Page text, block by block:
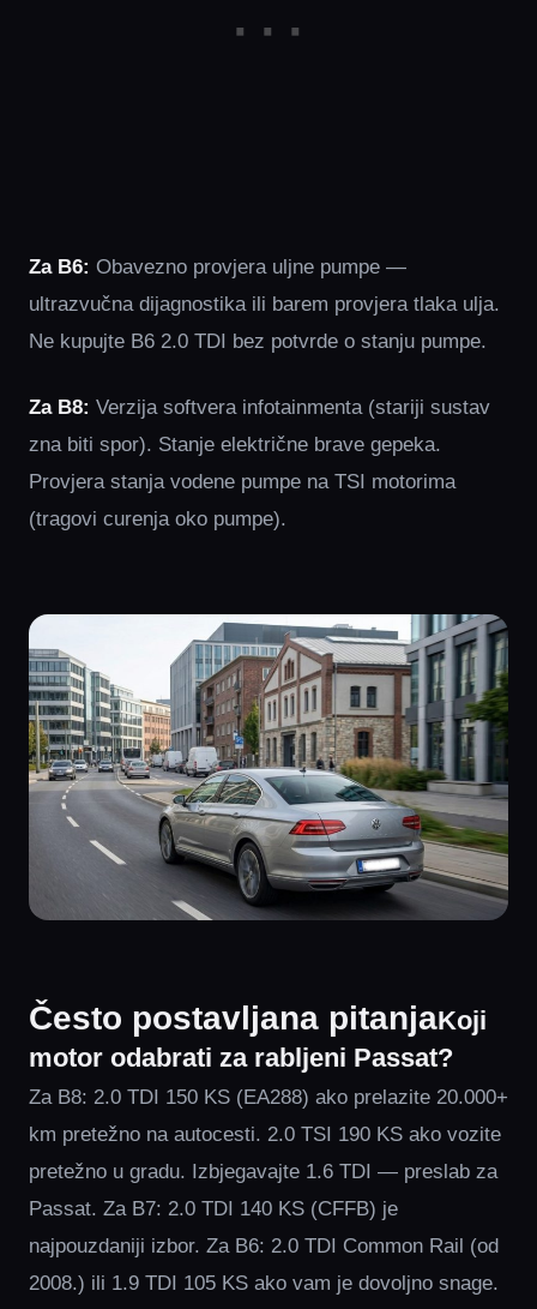
Za B6: Obavezno provjera uljne pumpe —
ultrazvučna dijagnostika ili barem provjera tlaka ulja.
Ne kupujte B6 2.0 TDI bez potvrde o stanju pumpe.
Za B8: Verzija softvera infotainmenta (stariji sustav
zna biti spor). Stanje električne brave gepeka.
Provjera stanja vodene pumpe na TSI motorima
(tragovi curenja oko pumpe).
Često postavljana pitanjaKoji
motor odabrati za rabljeni Passat?
Za B8: 2.0 TDI 150 KS (EA288) ako prelazite 20.000+
km pretežno na autocesti. 2.0 TSI 190 KS ako vozite
pretežno u gradu. Izbjegavajte 1.6 TDI — preslab za
Passat. Za B7: 2.0 TDI 140 KS (CFFB) je
najpouzdaniji izbor. Za B6: 2.0 TDI Common Rail (od
2008.) ili 1.9 TDI 105 KS ako vam je dovoljno snage.